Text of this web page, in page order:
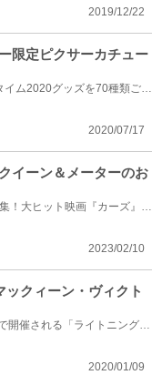
2019/12/22
限定ピクサーカチュー
2020年1月9日（木）発売の東京ディズニーシー限定ピクサー・プレイタイム2020グッズを70種類ご紹介しま...
2020/07/17
イーン＆メーターのお
東京ディズニーリゾートで販売中のかっこいい『カーズ』グッズを大特集！大ヒット映画『カーズ』の世界...
2023/02/10
ックィーン・ヴィクト
2020年1月10日（金）～3月19日（木）の期間中、東京ディズニーシーで開催される「ライトニング・マック...
2020/01/09